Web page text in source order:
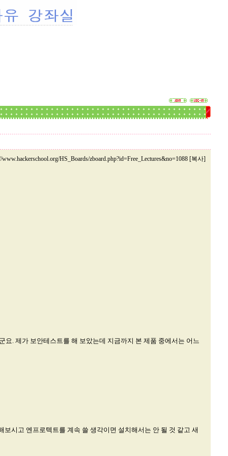
www.hackerschool.org/HS_Boards/zboard.php?id=Free_Lectures&no=1088 [복사]
. 제가 보안테스트를 해 보았는데 지금까지 본 제품 중에서는 어느
시고 엔프로텍트를 계속 쓸 생각이면 설치해서는 안 될 것 같고 새